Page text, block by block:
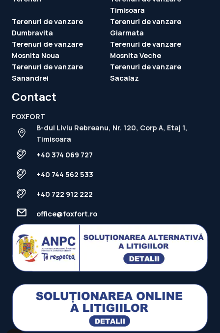
Timisoara
Terenuri de vanzare
Dumbravita
Terenuri de vanzare
Giarmata
Terenuri de vanzare
Mosnita Noua
Terenuri de vanzare
Mosnita Veche
Terenuri de vanzare
Sanandrei
Terenuri de vanzare
Sacalaz
Contact
FOXFORT
B-dul Liviu Rebreanu, Nr. 120, Corp A, Etaj 1,
Timisoara
+40 374 069 727
+40 744 562 533
+40 722 912 222
office@foxfort.ro